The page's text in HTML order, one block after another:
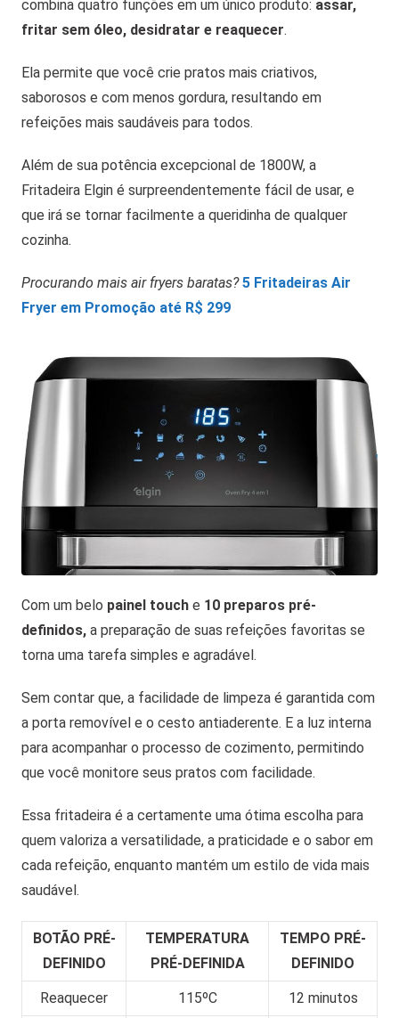
combina quatro funções em um único produto: assar,
fritar sem óleo, desidratar e reaquecer.
Ela permite que você crie pratos mais criativos,
saborosos e com menos gordura, resultando em
refeições mais saudáveis para todos.
Além de sua potência excepcional de 1800W, a
Fritadeira Elgin é surpreendentemente fácil de usar, e
que irá se tornar facilmente a queridinha de qualquer
cozinha.
Procurando mais air fryers baratas?5 Fritadeiras Air
Fryer em Promoção até R$ 299
Com um belo painel touch e 10 preparos pré-
definidos, a preparação de suas refeições favoritas se
torna uma tarefa simples e agradável.
Sem contar que, a facilidade de limpeza é garantida com
a porta removível e o cesto antiaderente. E a luz interna
para acompanhar o processo de cozimento, permitindo
que você monitore seus pratos com facilidade.
Essa fritadeira é a certamente uma ótima escolha para
quem valoriza a versatilidade, a praticidade e o sabor em
cada refeição, enquanto mantém um estilo de vida mais
saudável.
BOTÃO PRÉ-
DEFINIDO
TEMPERATURA
PRÉ-DEFINIDA
TEMPO PRÉ-
DEFINIDO
Reaquecer 115ºC 12 minutos